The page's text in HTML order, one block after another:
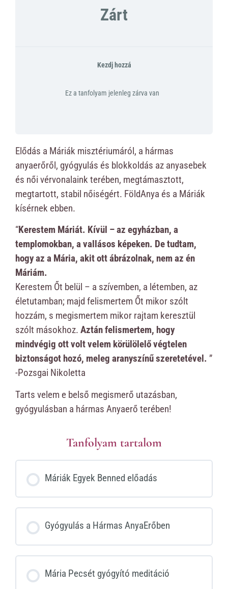
Zárt
Kezdj hozzá
Ez a tanfolyam jelenleg zárva van
Elődás a Máriák misztériumáról, a hármas
anyaerőről, gyógyulás és blokkoldás az anyasebek
és női vérvonalaink terében, megtámasztott,
megtartott, stabil nőiségért. FöldAnya és a Máriák
kísérnek ebben.
“Kerestem Máriát. Kívül – az egyházban, a
templomokban, a vallásos képeken. De tudtam,
hogy az a Mária, akit ott ábrázolnak, nem az én
Máriám.
Kerestem Őt belül – a szívemben, a létemben, az
életutamban; majd felismertem Őt mikor szólt
hozzám, s megismertem mikor rajtam keresztül
szólt másokhoz. Aztán felismertem, hogy
mindvégig ott volt velem körülölelő végtelen
biztonságot hozó, meleg aranyszínű szeretetével. ”
-Pozsgai Nikoletta
Tarts velem e belső megismerő utazásban,
gyógyulásban a hármas Anyaerő terében!
Tanfolyam tartalom
Máriák Egyek Benned előadás
Gyógyulás a Hármas AnyaErőben
Mária Pecsét gyógyító meditáció